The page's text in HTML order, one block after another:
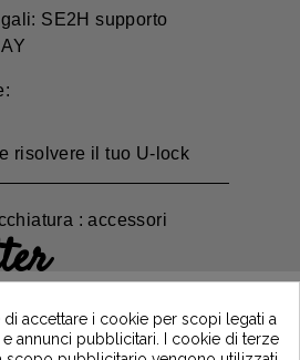
SE2H supporto
risolvere il tuo U-lock
: accessori
informato sulle ultime
Motors
accettare i cookie per scopi legati a
annunci pubblicitari. I cookie di terze